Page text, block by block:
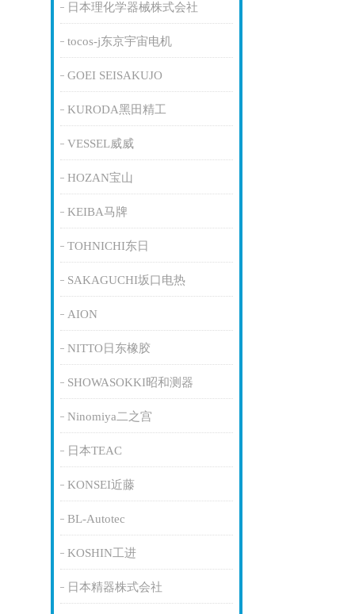
日本理化学器械株式会社
tocos-j东京宇宙电机
GOEI SEISAKUJO
KURODA黑田精工
VESSEL威威
HOZAN宝山
KEIBA马牌
TOHNICHI东日
SAKAGUCHI坂口电热
AION
NITTO日东橡胶
SHOWASOKKI昭和测器
Ninomiya二之宫
日本TEAC
KONSEI近藤
BL-Autotec
KOSHIN工进
日本精器株式会社